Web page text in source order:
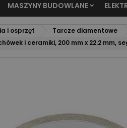
MASZYNY BUDOWLANE
i osprzęt Tarcze diamentowe
i ceramiki, 200 mm x 22.2 mm,